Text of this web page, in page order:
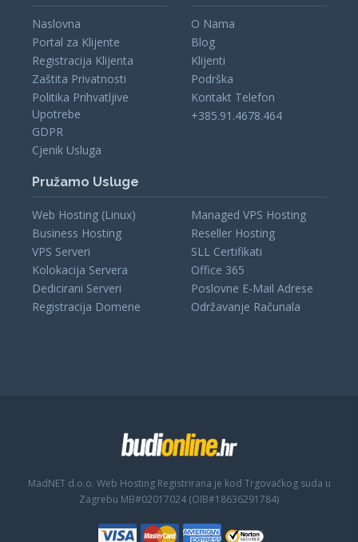
Pružamo Usluge
Web Hosting (Linux)
Business Hosting
VPS Serveri
Kolokacija Servera
Dedicirani Serveri
Registracija Domene
Managed VPS Hosting
Reseller Hosting
SLL Certifikati
Office 365
Poslovne E-Mail Adrese
Održavanje Računala
Naslovna
Portal za Klijente
Registracija Klijenta
Zaštita Privatnosti
Politika Prihvatljive
Upotrebe
GDPR
Cjenik Usluga
O Nama
Blog
Klijenti
Podrška
Kontakt Telefon
+385.91.4678.464
MadNET d.o.o. Web Hosting Registrirana je kod Trgovačkog suda u
Zagrebu MB#02017024 (OIB#18636291784)